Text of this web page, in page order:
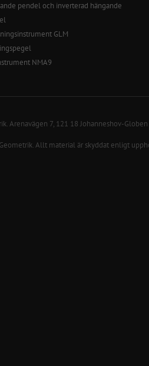
pendel och inverterad hängande
GLM
NMA9
Arenavägen 7, 121 18 Johanneshov-Globen
Allt material är skyddat enligt